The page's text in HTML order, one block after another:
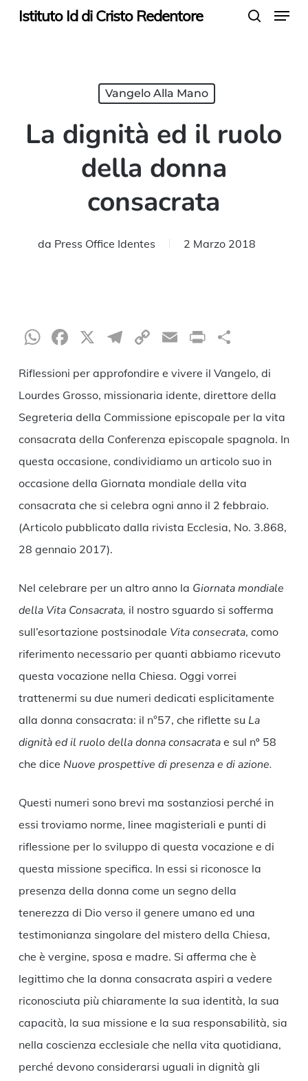
SkipIstituto Id di Cristo Redentore Menu
Vangelo Alla Mano
La dignità ed il ruolo
della donna
consacrata
da Press Office Identes 2 Marzo 2018
WhatsApp
Facebook
X Telegram
CopyEmailPrint
Riflessioni per approfondire e vivere il Vangelo, di
Lourdes Grosso, missionaria idente, direttore della
Segreteria della Commissione episcopale per la vita
consacrata della Conferenza episcopale spagnola. In
questa occasione, condividiamo un articolo suo in
occasione della Giornata mondiale della vita
consacrata che si celebra ogni anno il 2 febbraio.
(Articolo pubblicato dalla rivista Ecclesia, No. 3.868,
28 gennaio 2017).
Nel celebrare per un altro anno la Giornata mondiale
della Vita Consacrata, il nostro sguardo si sofferma
sull’esortazione postsinodale Vita consecrata, como
riferimento necessario per quanti abbiamo ricevuto
questa vocazione nella Chiesa. Oggi vorrei
trattenermi su due numeri dedicati esplicitamente
alla donna consacrata: il n°57, che riflette su La
dignità ed il ruolo della donna consacrata e sul nº 58
che dice Nuove prospettive di presenza e di azione.
Questi numeri sono brevi ma sostanziosi perché in
essi troviamo norme, linee magisteriali e punti di
riflessione per lo sviluppo di questa vocazione e di
questa missione specifica. In essi si riconosce la
presenza della donna come un segno della
tenerezza di Dio verso il genere umano ed una
testimonianza singolare del mistero della Chiesa,
che è vergine, sposa e madre. Si afferma che è
legittimo che la donna consacrata aspiri a vedere
riconosciuta più chiaramente la sua identità, la sua
capacità, la sua missione e la sua responsabilità, sia
nella coscienza ecclesiale che nella vita quotidiana,
perché devono considerarsi uguali in dignità gli